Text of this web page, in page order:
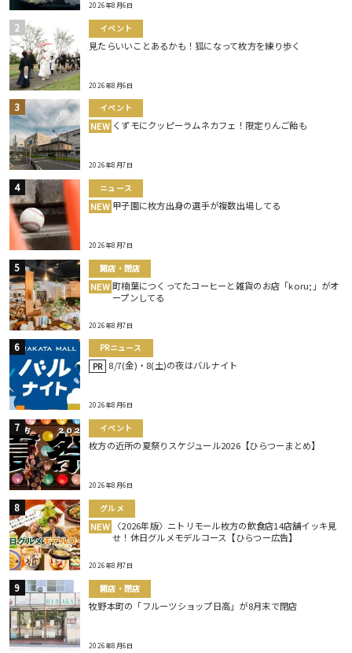
2026年8月6日
イベント
見たらいいことあるかも！狐になって枚方を練り歩く
2026年8月6日
イベント
NEW くずモにクッピーラムネカフェ！限定りんご飴も
2026年8月7日
ニュース
NEW 甲子園に枚方出身の選手が複数出場してる
2026年8月7日
開店・閉店
NEW 町楠葉につくってたコーヒーと雑貨のお店「koru;」がオ
ープンしてる
2026年8月7日
PRニュース
PR 8/7(金)・8(土)の夜はバルナイト
2026年8月6日
イベント
枚方の近所の夏祭りスケジュール2026【ひらつーまとめ】
2026年8月6日
グルメ
NEW 〈2026年版〉ニトリモール枚方の飲食店14店舗イッキ見
せ！休日グルメモデルコース【ひらつー広告】
2026年8月7日
開店・閉店
牧野本町の「フルーツショップ日高」が8月末で閉店
2026年8月6日